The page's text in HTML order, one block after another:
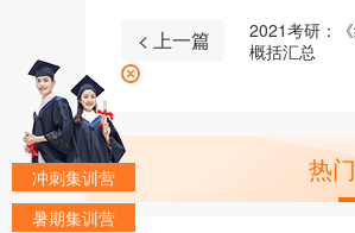
< 上一篇
2021考研：
概括汇总
热
冲刺集训营
暑期集训营